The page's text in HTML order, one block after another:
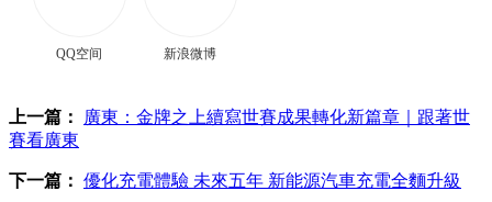
QQ空间 新浪微博
上一篇：
廣東：金牌之上續寫世賽成果轉化新篇章｜跟著世
賽看廣東
下一篇： 優化充電體驗 未來五年 新能源汽車充電全麵升級